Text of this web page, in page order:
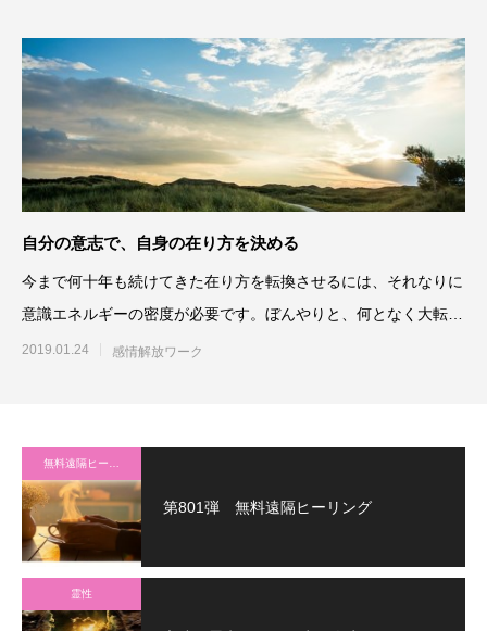
自分の意志で、自身の在り方を決める
今まで何十年も続けてきた在り方を転換させるには、それなりに
意識エネルギーの密度が必要です。ぼんやりと、何となく大転換
の奇跡は起きないのです。
2019.01.24 感情解放ワーク
第801弾 無料遠隔ヒーリング
霊性